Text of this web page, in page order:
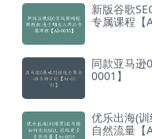
新版谷歌
专属课程【
同款亚马逊
0001】
优乐出海(
自然流量【